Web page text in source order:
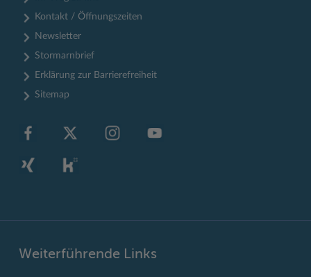
Kontakt / Öffnungszeiten
Newsletter
Stormarnbrief
Erklärung zur Barrierefreiheit
Sitemap
Weiterführende Links